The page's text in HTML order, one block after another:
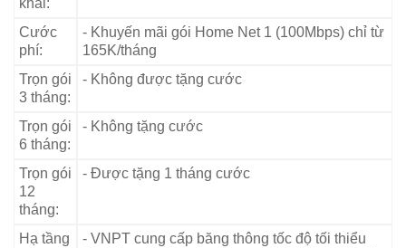
khai:
Cước
phí:
- Khuyến mãi gói Home Net 1 (100Mbps) chỉ từ
165K/tháng
Trọn gói
3 tháng:
- Không được tặng cước
Trọn gói
6 tháng:
- Không tặng cước
Trọn gói
12
tháng:
- Được tặng 1 tháng cước
Hạ tầng
- VNPT cung cấp băng thông tốc độ tối thiểu